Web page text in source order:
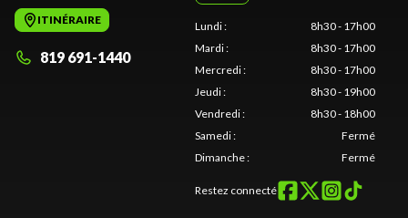
ITINÉRAIRE
819 691-1440
Lundi:
8h30 - 17h00
Mardi:
8h30 - 17h00
Mercredi:
8h30 - 17h00
Jeudi:
8h30 - 19h00
Vendredi:
8h30 - 18h00
Samedi:
Fermé
Dimanche: Fermé
Restez connecté